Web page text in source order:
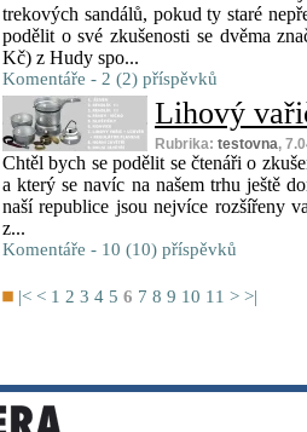
trekových sandálů, pokud ty staré
podělit o své zkušenosti se dvěma
Kč) z Hudy spo...
Komentáře - 2 (2) příspěvků
Lihový
Rubrika: testovna,
Chtěl bych se podělit se čtenáři o
a který se navíc na našem trhu ještě
naší republice jsou nejvíce rozšířeny
z...
Komentáře - 10 (10) příspěvků
|< < 1 2 3 4 5 6 7 8 9 10 11 > >|